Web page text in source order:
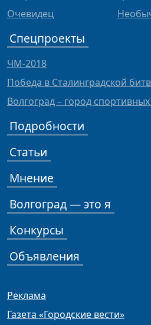
Очевидец
Спецпроекты
ЧМ-2018
Победа в Сталинградской
Волгоград – город
Подробности
Статьи
Мнение
Волгоград — это я
Конкурсы
Объявления
Реклама
Газета «Городские вести»